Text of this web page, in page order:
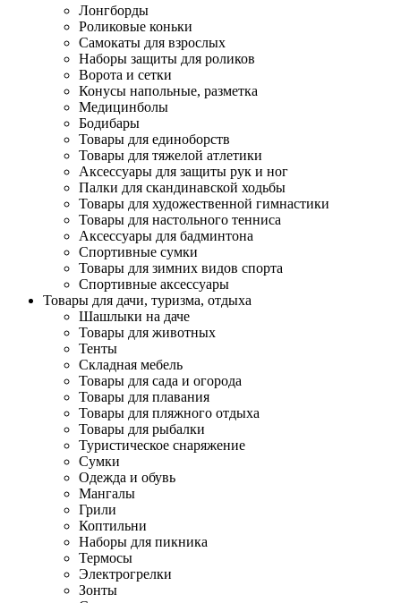
Лонгборды
Роликовые коньки
Самокаты для взрослых
Наборы защиты для роликов
Ворота и сетки
Конусы напольные, разметка
Медицинболы
Бодибары
Товары для единоборств
Товары для тяжелой атлетики
Аксессуары для защиты рук и ног
Палки для скандинавской ходьбы
Товары для художественной гимнастики
Товары для настольного тенниса
Аксессуары для бадминтона
Спортивные сумки
Товары для зимних видов спорта
Спортивные аксессуары
Товары для дачи, туризма, отдыха
Шашлыки на даче
Товары для животных
Тенты
Складная мебель
Товары для сада и огорода
Товары для плавания
Товары для пляжного отдыха
Товары для рыбалки
Туристическое снаряжение
Сумки
Одежда и обувь
Мангалы
Грили
Коптильни
Наборы для пикника
Термосы
Электрогрелки
Зонты